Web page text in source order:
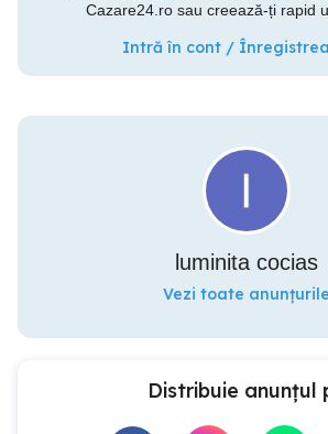
Cazare24.ro sau creează-ți rapid
Intră în cont /
luminita cocias
Vezi toate anunțurile
Distribuie anunțul